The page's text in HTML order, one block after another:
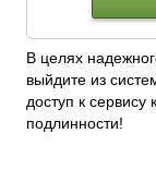
В целях
выйдите из
доступ к сервису
подлинности!